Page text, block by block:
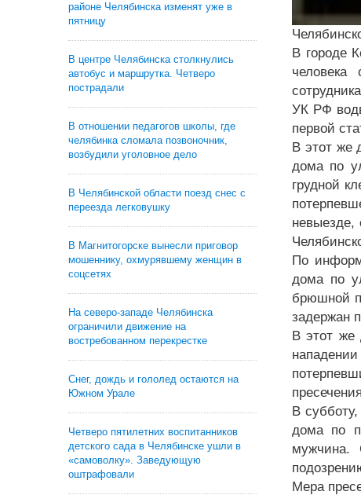
районе Челябинска изменят уже в
пятницу
В центре Челябинска столкнулись
автобус и маршрутка. Четверо
пострадали
В отношении педагогов школы, где
челябинка сломала позвоночник,
возбудили уголовное дело
В Челябинской области поезд снес с
переезда легковушку
В Магнитогорске вынесли приговор
мошеннику, охмурявшему женщин в
соцсетях
На северо-западе Челябинска
ограничили движение на
востребованном перекрестке
Снег, дождь и гололед остаются на
Южном Урале
Четверо пятилетних воспитанников
детского сада в Челябинске ушли в
«самоволку». Заведующую
оштрафовали
В городе
УК РФ
первой
В этот же
дома по
грудной
По
дома по
брюшной
задержан
В этот же
В
дома по
мужчина.
Мера